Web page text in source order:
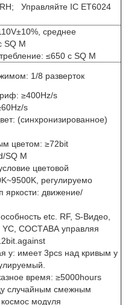
Управляйте IC ET6024
среднее
SQ M
≤650 с SQ M
1/8 разверток
≥400Hz/s
s
(синхронизированное)
цветом: ≥72bit
SQ M
цветовой
регулируемо
яркости: движение/
etc. RF, S-Видео,
YC, СОСТАВА управляя
y: имеет 3pcs над кривым y
время: ≥5000hours
случайным смежным
модуля